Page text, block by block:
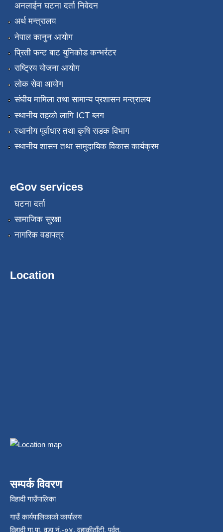
अनलाईन घटना दर्ता निवेदन
अर्थ मन्त्रालय
नेपाल कानुन आयोग
प्रिती फन्ट बाट युनिकोड कन्भर्रटर
राष्ट्रिय योजना आयोग
लोक सेवा आयोग
संघीय मामिला तथा सामान्य प्रशासन मन्त्रालय
स्थानीय तहको लागि ICT ब्लग
स्थानीय पूर्वाधार तथा कृषि सडक विभाग
स्थानीय शासन तथा सामुदायिक विकास कार्यक्रम
eGov services
घटना दर्ता
सामाजिक सुरक्षा
नागरिक वडापत्र
Location
सम्पर्क विवरण
विहादी गाउँपालिका
गाउँ कार्यपालिकाको कार्यालय
विहादी गा.पा. वडा नं.-०४, वहाकीठाँटी, पर्वत,